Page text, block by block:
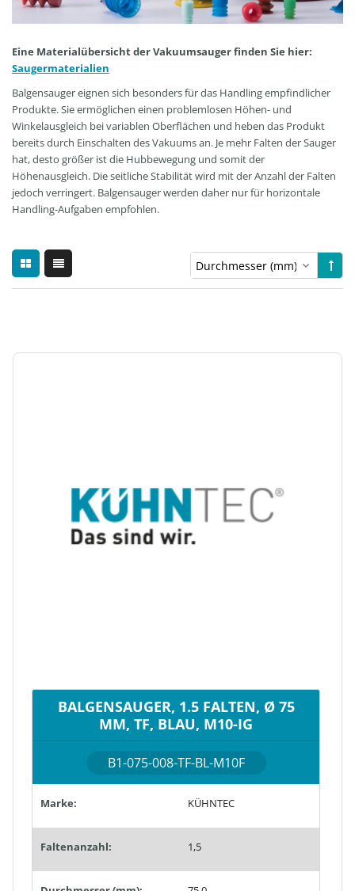
Eine Materialübersicht der Vakuumsauger finden Sie hier:
Saugermaterialien
Balgensauger eignen sich besonders für das Handling empfindlicher
Produkte. Sie ermöglichen einen problemlosen Höhen- und
Winkelausgleich bei variablen Oberflächen und heben das Produkt
bereits durch Einschalten des Vakuums an. Je mehr Falten der Sauger
hat, desto größer ist die Hubbewegung und somit der
Höhenausgleich. Die seitliche Stabilität wird mit der Anzahl der Falten
jedoch verringert. Balgensauger werden daher nur für horizontale
Handling-Aufgaben empfohlen.
BALGENSAUGER, 1.5 FALTEN, Ø 75
MM, TF, BLAU, M10-IG
B1-075-008-TF-BL-M10F
Marke: KÜHNTEC
Faltenanzahl: 1,5